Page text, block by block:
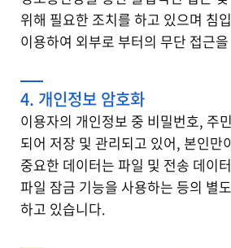
위해 필요한 조치를 하고 있으며 침
이용하여 외부로 부터의 무단 접근
4. 개인정보 암호화
이용자의 개인정보 중 비밀번호, 주
되어 저장 및 관리되고 있어, 본인만
중요한 데이터는 파일 및 전송 데이
파일 잠금 기능을 사용하는 등의 별
하고 있습니다.